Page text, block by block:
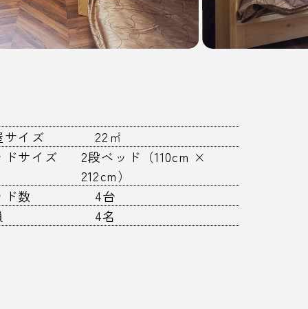
サイズ
22㎡
ドサイズ
2段ベッド（110cm ×
212cm）
ド数
4台
4名